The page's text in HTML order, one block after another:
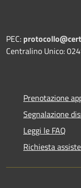
PEC:
Centralino Unico:
Prenotazione
Segnalazione
Leggi le FAQ
Richiesta